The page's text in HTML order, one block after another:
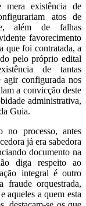
mera existência de
atos de
além de falhas
favorecimento
que foi contratada, a
pelo próprio edital
de tantas
agir configurada nos
a convicção deste
administrativa,
Guia.
no processo, antes
já era sabedora
documento na
diga respeito ao
integral é outro
fraude orquestrada,
aqueles a quem esta